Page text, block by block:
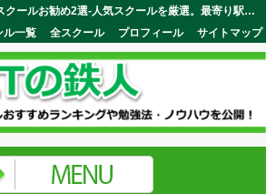
埼玉県Webマーケティングスクールお勧め2選-人気スクールを厳選。最寄り駅近くに教室があるので忙しい人でも安心です。ITの鉄人
サイトマップ
プロフィール
全スクール
ル一覧